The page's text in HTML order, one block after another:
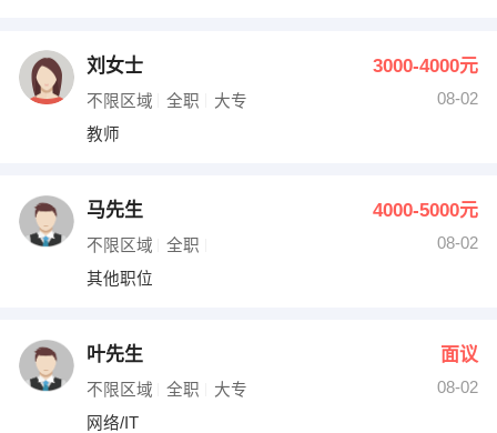
刘女士 3000-4000元
不限区域 全职 大专
08-02
教师
马先生 4000-5000元
不限区域 全职
08-02
其他职位
叶先生 面议
不限区域 全职 大专
08-02
网络/IT